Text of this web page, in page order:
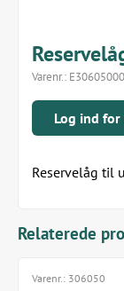
Varenr.:
Log ind
Reservelåg til
Relaterede
Varenr.: 306050